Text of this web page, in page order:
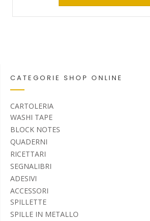
CATEGORIE SHOP ONLINE
CARTOLERIA
WASHI TAPE
BLOCK NOTES
QUADERNI
RICETTARI
SEGNALIBRI
ADESIVI
ACCESSORI
SPILLETTE
SPILLE IN METALLO